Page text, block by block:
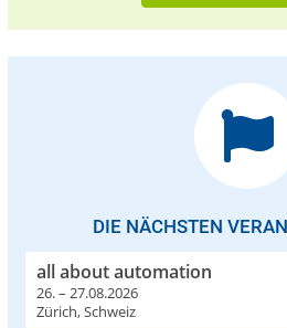
DIE NÄCHSTEN
all about automation
26. – 27.08.2026
Zürich, Schweiz